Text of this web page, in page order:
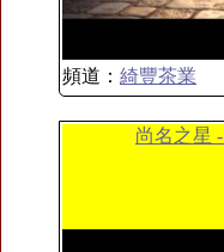
頻道： 綺豐茶業
尚名之星